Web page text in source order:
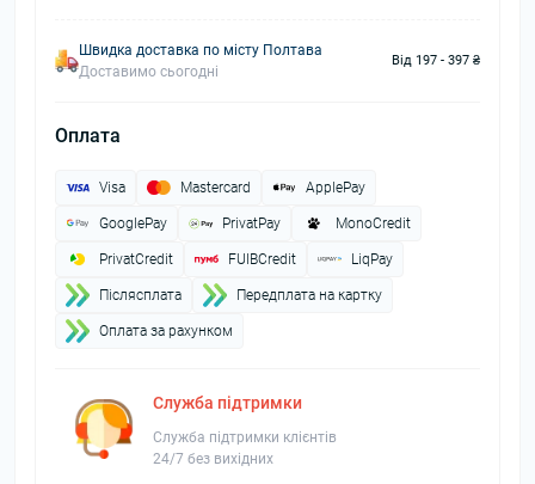
Швидка доставка по місту Полтава
Доставимо сьогодні
Від 197 - 397 ₴
Оплата
Visa Mastercard ApplePay
GooglePay PrivatPay MonoCredit
PrivatCredit FUIBCredit LiqPay
Пiслясплата Передплата на картку
Оплата за рахунком
Служба підтримки
Служба підтримки клієнтів
24/7 без вихідних